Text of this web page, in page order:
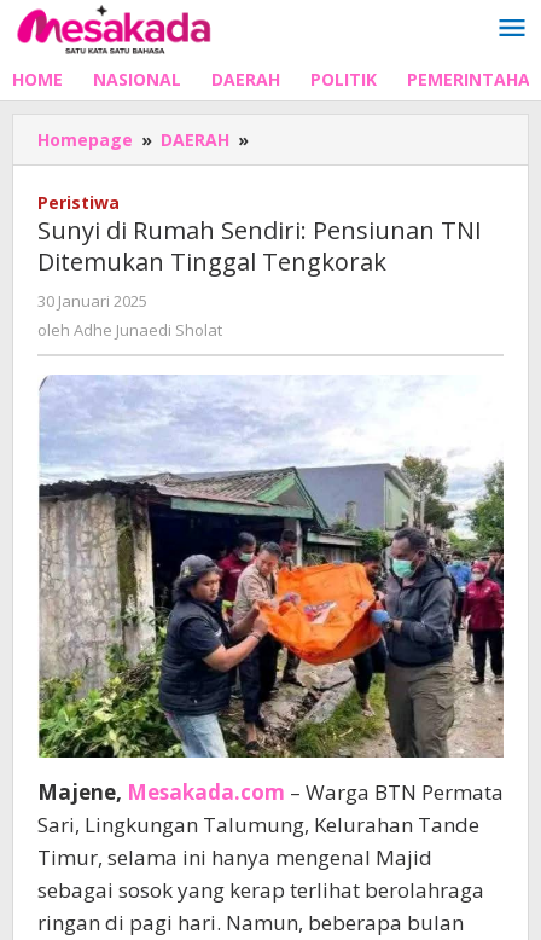
Lewati
ke
HOME NASIONAL DAERAH POLITIK
Homepage » DAERAH »
di
Pensiunan
TNI
Peristiwa
Sunyi di Rumah Sendiri: Pensiunan TNI
Ditemukan Tinggal Tengkorak
30 Januari 2025
Adhe
oleh Adhe Junaedi Sholat
Majene, Mesakada.com – Warga BTN Permata
Sari, Lingkungan Talumung, Kelurahan Tande
Timur, selama ini hanya mengenal Majid
sebagai sosok yang kerap terlihat berolahraga
ringan di pagi hari. Namun, beberapa bulan